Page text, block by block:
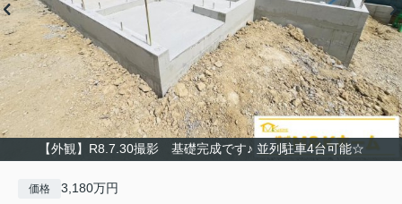
【外観】R8.7.30撮影 基礎完成です♪ 並列駐車4台可能☆
価格 3,180万円